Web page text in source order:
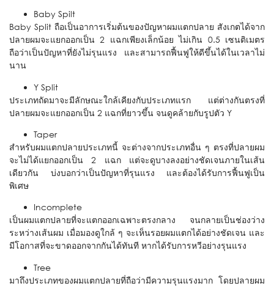
Baby Spilt
Baby Split ถือเป็นอาการเริ่มต้นของปัญหาผมแตกปลาย สังเกตได้จาก
ปลายผมจะแยกออกเป็น 2 แฉกเพียงเล็กน้อย ไม่เกิน 0.5 เซนติเมตร
ถือว่าเป็นปัญหาที่ยังไม่รุนแรง และสามารถฟื้นฟูให้ดีขึ้นได้ในเวลาไม่
นาน
Y Split
ประเภทถัดมาจะมีลักษณะใกล้เคียงกับประเภทแรก แต่ต่างกันตรงที่
ปลายผมจะแยกออกเป็น 2 แฉกที่ยาวขึ้น จนดูคล้ายกับรูปตัว Y
Taper
สำหรับผมแตกปลายประเภทนี้ จะต่างจากประเภทอื่น ๆ ตรงที่ปลายผม
จะไม่ได้แยกออกเป็น 2 แฉก แต่จะดูบางลงอย่างชัดเจนภายในเส้น
เดียวกัน บ่งบอกว่าเป็นปัญหาที่รุนแรง และต้องได้รับการฟื้นฟูเป็น
พิเศษ
Incomplete
เป็นผมแตกปลายที่จะแตกออกเฉพาะตรงกลาง จนกลายเป็นช่องว่าง
ระหว่างเส้นผม เมื่อมองดูใกล้ ๆ จะเห็นรอยผมแตกได้อย่างชัดเจน และ
มีโอกาสที่จะขาดออกจากกันได้ทันที หากได้รับการหวีอย่างรุนแรง
Tree
มาถึงประเภทของผมแตกปลายที่ถือว่ามีความรุนแรงมาก โดยปลายผม